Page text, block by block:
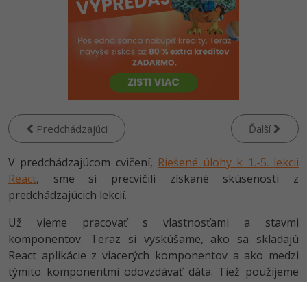
-80%
PHP -80%
-80%
Céčko -80%
VB.NET
SQL
-80%
Predchádzajúci Ďalší
V predchádzajúcom cvičení, Riešené úlohy k 1.-5. lekcii
React, sme si precvičili získané skúsenosti z
predchádzajúcich lekcií.
Už vieme pracovať s vlastnosťami a stavmi
komponentov. Teraz si vyskúšame, ako sa skladajú
React aplikácie z viacerých komponentov a ako medzi
týmito komponentmi odovzdávať dáta. Tiež použijeme